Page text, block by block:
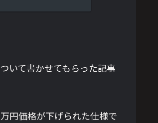
いて書かせてもらった記事
円価格が下げられた仕様で